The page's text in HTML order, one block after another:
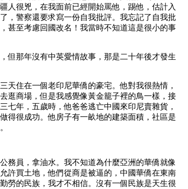
人很兇，在我面前已經開始罵他，踢他，估計入
，警察還要求寫一份自我批評。我忘記了自我批
甚至考慮回國改名！我當時不知道這是很小的事
但那年沒有中英愛情故事，那是二十年後才發生
天住在一個老印尼華僑的豪宅。他對我很熱情，
逛商場，但是我感覺像黃金籠子裡的鳥一樣，接
七年，五歲時，他爸爸逃亡中國來印尼賣雜貨，
得很成功。他房子有一畝地的建築面積，社區是
務員，拿油水。我不知道為什麼亞洲的華僑就像
許買土地，他們從商是被逼的，中國華僑在東南
勞的民族，我才不相信。沒有一個民族是天生很